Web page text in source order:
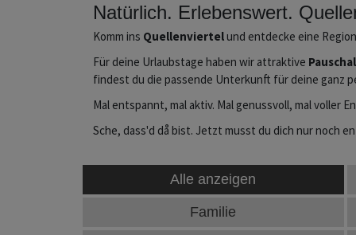
Natürlich. Erlebenswert.
Komm ins Quellenviertelund entdecke eine
Für deine Urlaubstage haben wir attraktive
findest du die passende Unterkunft für deine ganz
Mal entspannt, mal aktiv. Mal genussvoll, mal voller
Sche, dass'd då bist. Jetzt musst du dich nur noch
Alle anzeigen
Familie